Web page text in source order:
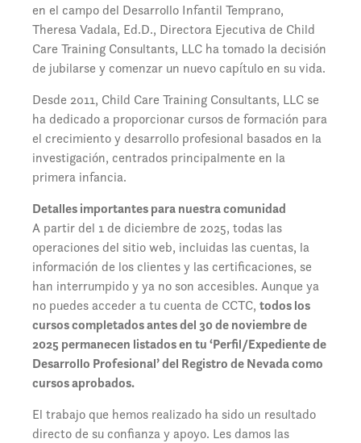
en el campo del Desarrollo Infantil Temprano,
Theresa Vadala, Ed.D., Directora Ejecutiva de Child
Care Training Consultants, LLC ha tomado la decisión
de jubilarse y comenzar un nuevo capítulo en su vida.
Desde 2011, Child Care Training Consultants, LLC se
ha dedicado a proporcionar cursos de formación para
el crecimiento y desarrollo profesional basados en la
investigación, centrados principalmente en la
primera infancia.
Detalles importantes para nuestra comunidad
A partir del 1 de diciembre de 2025, todas las
operaciones del sitio web, incluidas las cuentas, la
información de los clientes y las certificaciones, se
han interrumpido y ya no son accesibles. Aunque ya
no puedes acceder a tu cuenta de CCTC, todos los
cursos completados antes del 30 de noviembre de
2025 permanecen listados en tu ‘Perfil/Expediente de
Desarrollo Profesional’ del Registro de Nevada como
cursos aprobados.
El trabajo que hemos realizado ha sido un resultado
directo de su confianza y apoyo. Les damos las